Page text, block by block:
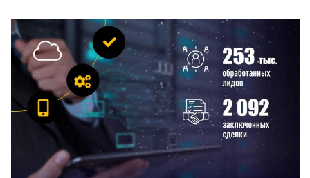
Смотреть проект